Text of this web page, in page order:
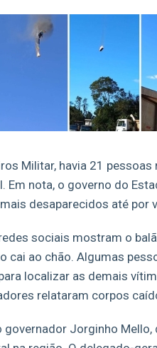
Militar, havia 21
Em nota, o governo do
desaparecidos até por
sociais mostram o
cai ao chão. Algumas
localizar as demais
relataram corpos
Jorginho